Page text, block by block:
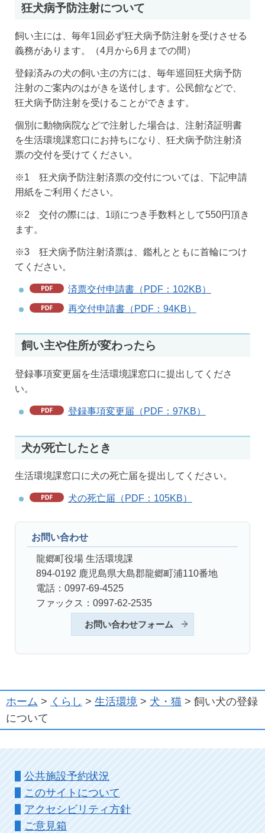
狂犬病予防注射について
飼い主には、毎年1回必ず狂犬病予防注射を受けさせる
義務があります。（4月から6月までの間）
登録済みの犬の飼い主の方には、毎年巡回狂犬病予防
注射のご案内のはがきを送付します。公民館などで、
狂犬病予防注射を受けることができます。
個別に動物病院などで注射した場合は、注射済証明書
を生活環境課窓口にお持ちになり、狂犬病予防注射済
票の交付を受けてください。
※1 狂犬病予防注射済票の交付については、下記申請
用紙をご利用ください。
※2 交付の際には、1頭につき手数料として550円頂き
ます。
※3 狂犬病予防注射済票は、鑑札とともに首輪につけ
てください。
済票交付申請書（PDF：102KB）
再交付申請書（PDF：94KB）
飼い主や住所が変わったら
登録事項変更届を生活環境課窓口に提出してくださ
い。
登録事項変更届（PDF：97KB）
犬が死亡したとき
生活環境課窓口に犬の死亡届を提出してください。
犬の死亡届（PDF：105KB）
お問い合わせ
龍郷町役場 生活環境課
894-0192 鹿児島県大島郡龍郷町浦110番地
電話：0997-69-4525
ファックス：0997-62-2535
お問い合わせフォーム
ホーム > くらし > 生活環境 > 犬・猫 > 飼い犬の登録
について
公共施設予約状況
このサイトについて
アクセシビリティ方針
ご意見箱